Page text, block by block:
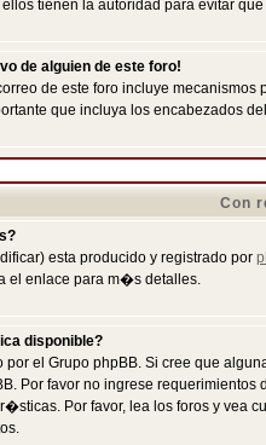
tienen la autoridad para evitar
de alguien de este foro!
de este foro incluye
que incluya los encabezados
Con
esta producido y registrado por
el enlace para m�s detalles.
disponible?
por el Grupo phpBB. Si cree que
Por favor no ingrese
Por favor, lea los foros y vea